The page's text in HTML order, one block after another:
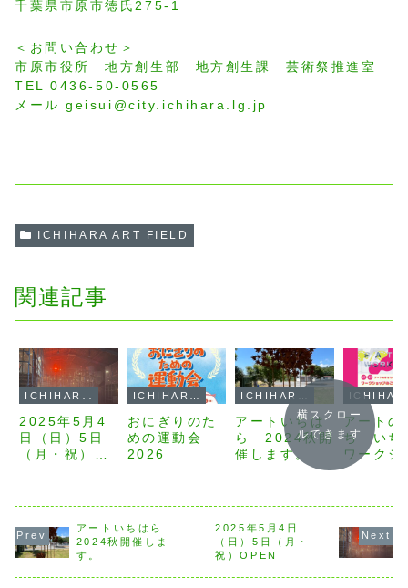
千葉県市原市徳氏275-1
＜お問い合わせ＞
市原市役所 地方創生部 地方創生課 芸術祭推進室
TEL 0436-50-0565
メール geisui@city.ichihara.lg.jp
ICHIHARA ART FIELD
関連記事
2025年5月4
日（日）5日
（月・祝）
おにぎりのた
めの運動会
2026
アートいちは
ら 2024秋開
催します。
アートの
ち いち
ワークシ
プ
横スクロー
ルできます
アートいちはら
2024秋開催しま
す。
2025年5月4日
（日）5日（月・
祝）OPEN